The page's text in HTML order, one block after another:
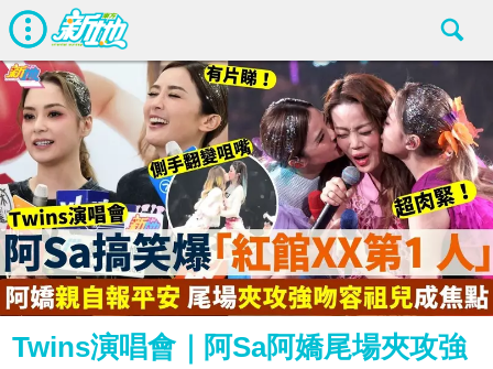
Twins演唱會｜阿Sa阿嬌尾場夾攻強